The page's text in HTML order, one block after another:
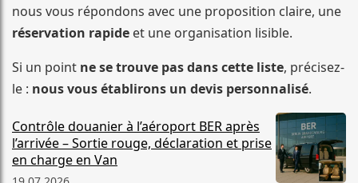
nous vous répondons avec une proposition claire, une
réservation rapide et une organisation lisible.
Si un point ne se trouve pas dans cette liste, précisez-
le : nous vous établirons un devis personnalisé.
Contrôle douanier à l’aéroport BER après
l’arrivée – Sortie rouge, déclaration et prise
en charge en Van